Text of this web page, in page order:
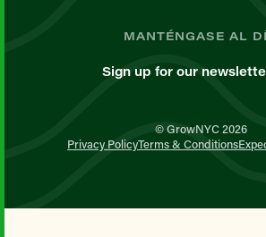
MANTÉNGASE AL
Sign up for our
© GrowNYC 2026
Privacy PolicyTerms & Conditions